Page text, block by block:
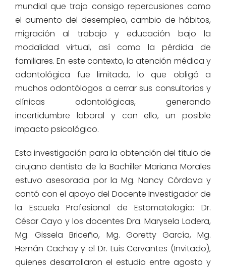
mundial que trajo consigo repercusiones como
el aumento del desempleo, cambio de hábitos,
migración al trabajo y educación bajo la
modalidad virtual, así como la pérdida de
familiares. En este contexto, la atención médica y
odontológica fue limitada, lo que obligó a
muchos odontólogos a cerrar sus consultorios y
clínicas odontológicas, generando
incertidumbre laboral y con ello, un posible
impacto psicológico.
Esta investigación para la obtención del título de
cirujano dentista de la Bachiller Mariana Morales
estuvo asesorada por la Mg. Nancy Córdova y
contó con el apoyo del Docente Investigador de
la Escuela Profesional de Estomatología: Dr.
César Cayo y los docentes Dra. Marysela Ladera,
Mg. Gissela Briceño, Mg. Goretty García, Mg.
Hernán Cachay y el Dr. Luis Cervantes (Invitado),
quienes desarrollaron el estudio entre agosto y